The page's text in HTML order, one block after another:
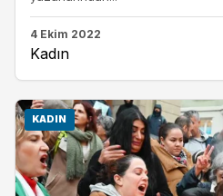
4 Ekim 2022
Kadın
KADIN